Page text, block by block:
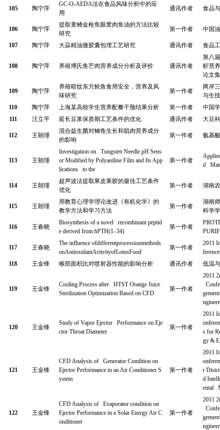
105 陶宁萍
GC-O-AEDA法在食品风味分析中的应
用
通讯作者 食品
106 陶宁萍
提取黄鳍金枪鱼眼窝肉鱼油的方法比较
研究
第一作者 中国
107 陶宁萍 大蒜精油微胶囊包埋工艺研究 通讯作者 食品
108 陶宁萍 养殖博氏鱼芒肉营养成分分析及评价 通讯作者
第八
虾营
论文集
109 陶宁萍
养殖暗纹东方魨鱼食用安全，营养及风
味研究
第一作者
两岸
与生
110
陶宁萍 上海某高校学生营养配餐干预结果分析 第一作者
中国
111
汪立平 延长豆浆保质期工艺条件的优化 通讯作者 大豆
112 王朝瑾
混合益生菌对鲫鱼生长和肌肉营养成分
的影响
第一作者 氨基
113 王朝瑾
Investigation on Tungsten Needle pH Sens
or Modified by Polyaniline Film and Its App
lications to the
第一作者
d
114 王朝瑾
超声波法提取果皮果胶的最佳工艺条件
优化
第一作者 湖南
115 王朝瑾
用教育心理学理论改进《有机化学》的
教学方法和学习方法
第一作者
湖南
科学
116 王春晓
Biosynthesis of a novel recombinant peptid
e derived from hPTH(1–34)
第一作者
PURIF
117 王春晓
The influence ofdifferentprocessionmethods
onAntioxidantActivityofLotusFood
第一作者
2011
118
王金锋 喉部面积比对喷射器性能的影响分析 通讯作者 低温
119 王金锋
Cooling Process after HTST Orange Juice
Sterilization Optimization Based on CFD
第一作者
2011
120 王金锋
Study of Vapor Ejector Performance on Eje
ctor Throat Diameter
第一作者
2011
s for
gy &
121 王金锋
CFD Analysis of Generator Condition on
Ejector Performance in an Air Conditioner S
ystem
第一作者
2011
r
d
ental
122 王金锋
CFD Analysis of Evaporator condition on
Ejector Performance in a Solar Energy Air C
onditioner
第一作者
2011